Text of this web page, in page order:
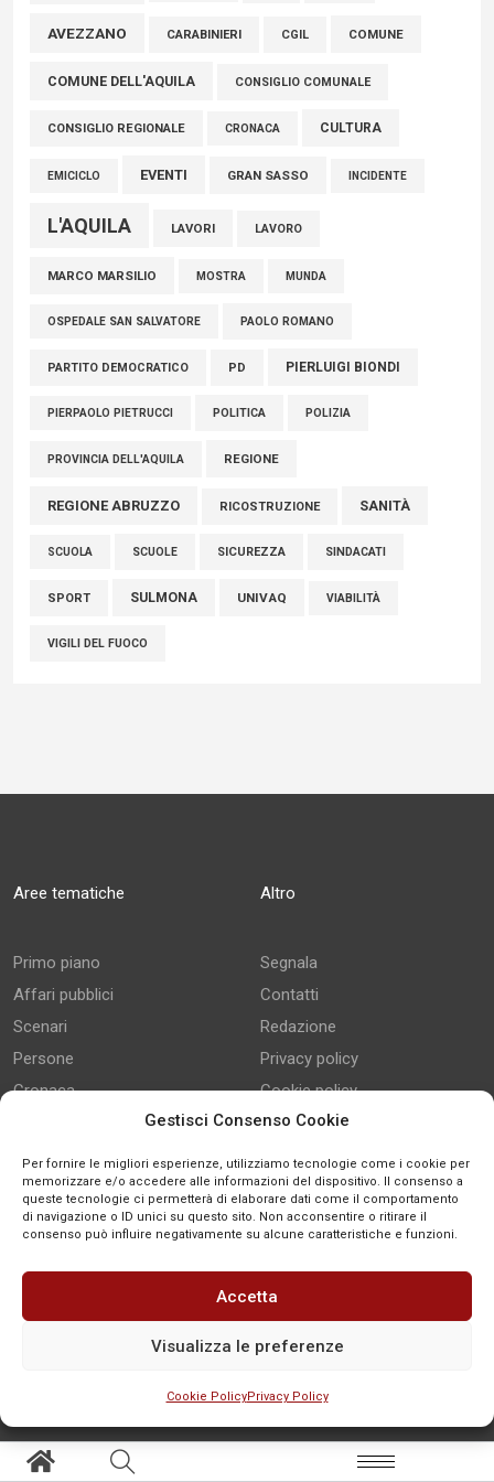
Gestisci Consenso Cookie
Per fornire le migliori esperienze, utilizziamo tecnologie come i cookie per
memorizzare e/o accedere alle informazioni del dispositivo. Il consenso a
queste tecnologie ci permetterà di elaborare dati come il comportamento
di navigazione o ID unici su questo sito. Non acconsentire o ritirare il
consenso può influire negativamente su alcune caratteristiche e funzioni.
Accetta
Visualizza le preferenze
Cookie PolicyPrivacy Policy
AVEZZANO CARABINIERI CGIL COMUNE
COMUNE DELL'AQUILA CONSIGLIO COMUNALE
CONSIGLIO REGIONALE CRONACA CULTURA
EMICICLO EVENTI GRAN SASSO INCIDENTE
L'AQUILA LAVORI LAVORO
MARCO MARSILIO MOSTRA MUNDA
OSPEDALE SAN SALVATORE PAOLO ROMANO
PARTITO DEMOCRATICO PD PIERLUIGI BIONDI
PIERPAOLO PIETRUCCI POLITICA POLIZIA
PROVINCIA DELL'AQUILA REGIONE
REGIONE ABRUZZO RICOSTRUZIONE SANITÀ
SCUOLA SCUOLE SICUREZZA SINDACATI
SPORT SULMONA UNIVAQ VIABILITÀ
VIGILI DEL FUOCO
Aree tematiche
Primo piano
Affari pubblici
Scenari
Persone
Cronaca
Global
Eventi
Redazione aperta
Altro
Segnala
Contatti
Redazione
Privacy policy
Cookie policy
redazione@news-town.it